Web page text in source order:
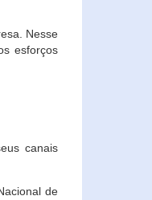
Nesse
esforços
canais
de